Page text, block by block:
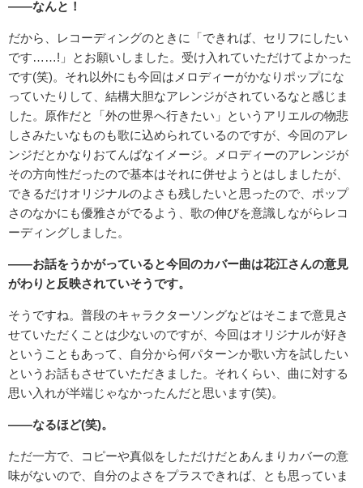
――なんと！
だから、レコーディングのときに「できれば、セリフにしたい
です……!」とお願いしました。受け入れていただけてよかった
です(笑)。それ以外にも今回はメロディーがかなりポップにな
っていたりして、結構大胆なアレンジがされているなと感じま
した。原作だと「外の世界へ行きたい」というアリエルの物悲
しさみたいなものも歌に込められているのですが、今回のアレ
ンジだとかなりおてんばなイメージ。メロディーのアレンジが
その方向性だったので基本はそれに併せようとはしましたが、
できるだけオリジナルのよさも残したいと思ったので、ポップ
さのなかにも優雅さがでるよう、歌の伸びを意識しながらレコ
ーディングしました。
――お話をうかがっていると今回のカバー曲は花江さんの意見
がわりと反映されていそうです。
そうですね。普段のキャラクターソングなどはそこまで意見さ
せていただくことは少ないのですが、今回はオリジナルが好き
ということもあって、自分から何パターンか歌い方を試したい
というお話もさせていただきました。それくらい、曲に対する
思い入れが半端じゃなかったんだと思います(笑)。
――なるほど(笑)。
ただ一方で、コピーや真似をしただけだとあんまりカバーの意
味がないので、自分のよさをプラスできれば、とも思っていま